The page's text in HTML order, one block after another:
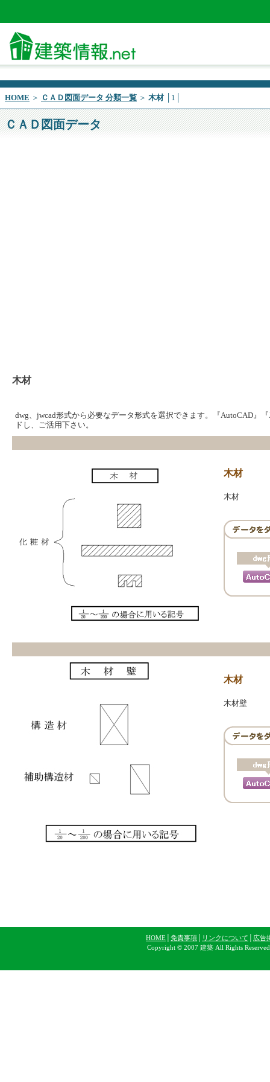
HOME ＞ ＣＡＤ図面データ 分類一覧 ＞ 木材 │1│
ＣＡＤ図面データ
木材
dwg、jwcad形式から必要なデータ形式を選択できます。『AutoCAD』
ドし、ご活用下さい。
木材
木材
木材
木材壁
HOME 免責事項 リンクについて
広告
Copyright © 2007 建築 All Rights